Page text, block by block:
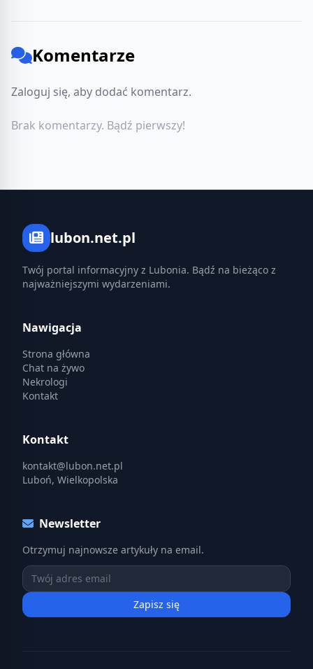
Komentarze
Zaloguj się, aby dodać komentarz.
Brak komentarzy. Bądź pierwszy!
lubon.net.pl
Twój portal informacyjny z Lubonia. Bądź na bieżąco z
najważniejszymi wydarzeniami.
Nawigacja
Strona główna
Chat na żywo
Nekrologi
Kontakt
Kontakt
kontakt@lubon.net.pl
Luboń, Wielkopolska
Newsletter
Otrzymuj najnowsze artykuły na email.
Zapisz się